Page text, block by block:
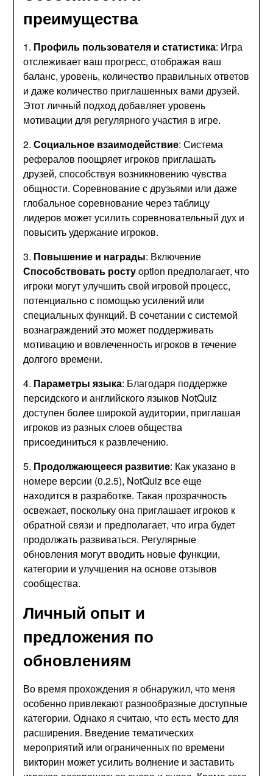
преимущества
1. Профиль пользователя и статистика: Игра
отслеживает ваш прогресс, отображая ваш
баланс, уровень, количество правильных ответов
и даже количество приглашенных вами друзей.
Этот личный подход добавляет уровень
мотивации для регулярного участия в игре.
2.Социальное взаимодействие: Система
рефералов поощряет игроков приглашать
друзей, способствуя возникновению чувства
общности. Соревнование с друзьями или даже
глобальное соревнование через таблицу
лидеров может усилить соревновательный дух и
повысить удержание игроков.
3. Повышение и награды: Включение
Способствовать ростуoption предполагает, что
игроки могут улучшить свой игровой процесс,
потенциально с помощью усилений или
специальных функций. В сочетании с системой
вознаграждений это может поддерживать
мотивацию и вовлеченность игроков в течение
долгого времени.
4. Параметры языка: Благодаря поддержке
персидского и английского языков NotQuiz
доступен более широкой аудитории, приглашая
игроков из разных слоев общества
присоединиться к развлечению.
5. Продолжающееся развитие: Как указано в
номере версии (0.2.5), NotQuiz все еще
находится в разработке. Такая прозрачность
освежает, поскольку она приглашает игроков к
обратной связи и предполагает, что игра будет
продолжать развиваться. Регулярные
обновления могут вводить новые функции,
категории и улучшения на основе отзывов
сообщества.
Личный опыт и
предложения по
обновлениям
Во время прохождения я обнаружил, что меня
особенно привлекают разнообразные доступные
категории. Однако я считаю, что есть место для
расширения. Введение тематических
мероприятий или ограниченных по времени
викторин может усилить волнение и заставить